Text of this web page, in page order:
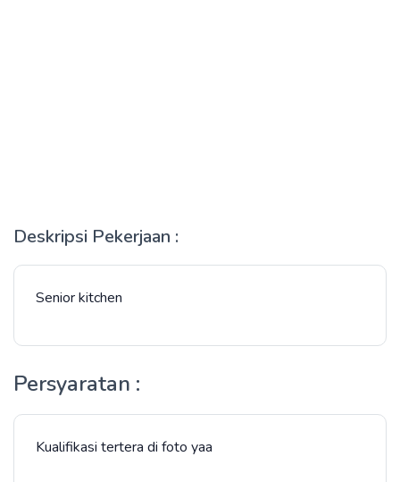
Deskripsi Pekerjaan :
Senior kitchen
Persyaratan :
Kualifikasi tertera di foto yaa